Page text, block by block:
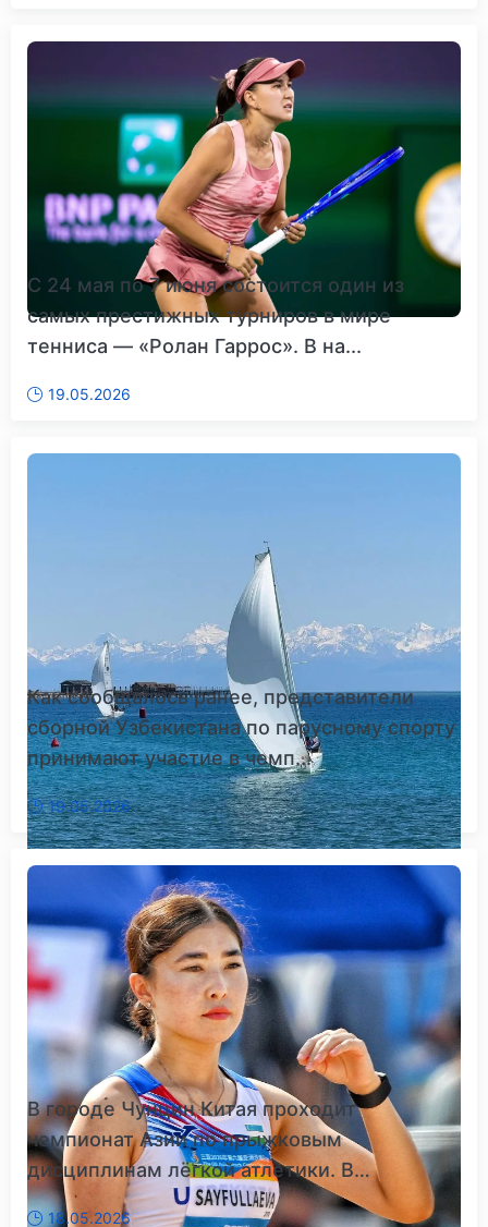
С 24 мая по 7 июня состоится один из
самых престижных турниров в мире
тенниса — «Ролан Гаррос». В на...
19.05.2026
Как сообщалось ранее, представители
сборной Узбекистана по парусному спорту
принимают участие в чемп...
19.05.2026
В городе Чунцин Китая проходит
чемпионат Азии по прыжковым
дисциплинам лёгкой атлетики. В
стартовый ...
18.05.2026